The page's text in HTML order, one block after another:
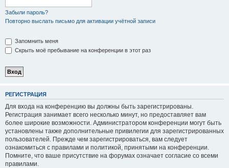
Забыли пароль?
Повторно выслать письмо для активации учётной записи
Запомнить меня
Скрыть моё пребывание на конференции в этот раз
РЕГИСТРАЦИЯ
Для входа на конференцию вы должны быть зарегистрированы.
Регистрация занимает всего несколько минут, но предоставляет вам
более широкие возможности. Администратором конференции могут быть
установлены также дополнительные привилегии для зарегистрированных
пользователей. Прежде чем зарегистрироваться, вам следует
ознакомиться с правилами и политикой, принятыми на конференции.
Помните, что ваше присутствие на форумах означает согласие со всеми
правилами.